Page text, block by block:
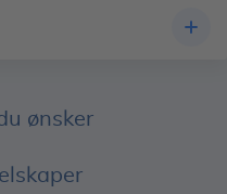
ønsker